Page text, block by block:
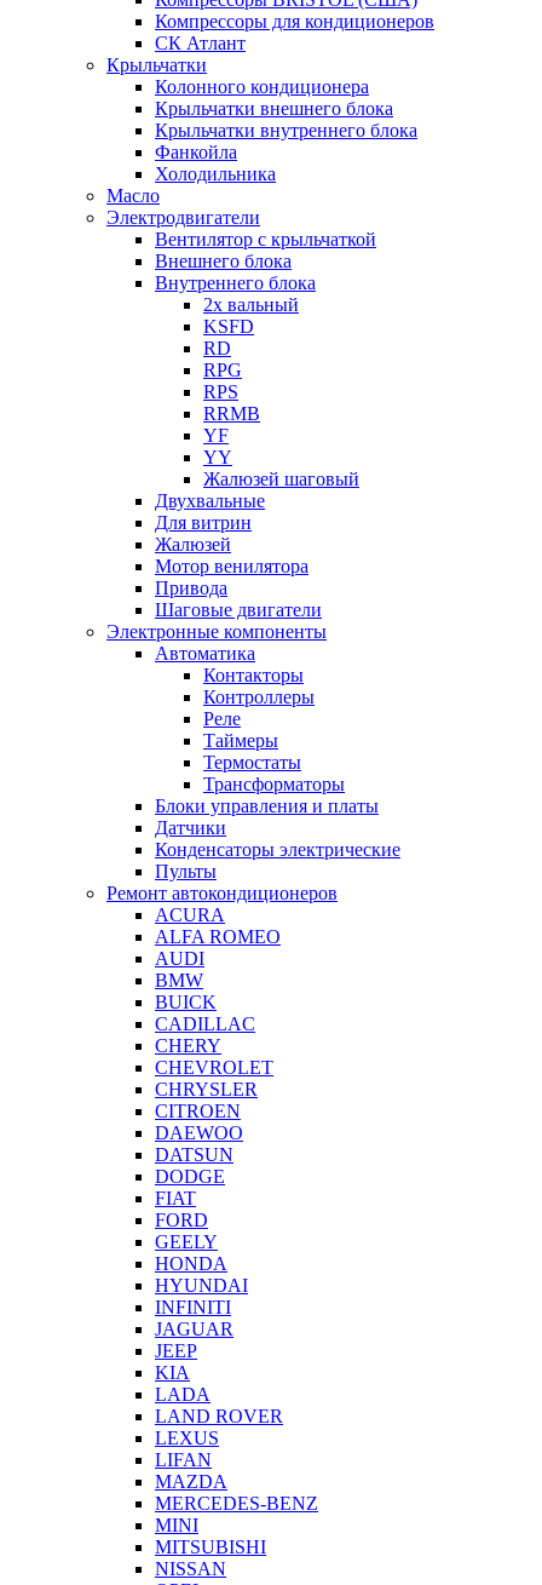
Компрессоры для кондиционеров
СК Атлант
Крыльчатки
Колонного кондиционера
Крыльчатки внешнего блока
Крыльчатки внутреннего блока
Фанкойла
Холодильника
Масло
Электродвигатели
Вентилятор с крыльчаткой
Внешнего блока
Внутреннего блока
2х вальный
KSFD
RD
RPG
RPS
RRMB
YF
YY
Жалюзей шаговый
Двухвальные
Для витрин
Жалюзей
Мотор венилятора
Привода
Шаговые двигатели
Электронные компоненты
Автоматика
Контакторы
Контроллеры
Реле
Таймеры
Термостаты
Трансформаторы
Блоки управления и платы
Датчики
Конденсаторы электрические
Пульты
Ремонт автокондиционеров
ACURA
ALFA ROMEO
AUDI
BMW
BUICK
CADILLAC
CHERY
CHEVROLET
CHRYSLER
CITROEN
DAEWOO
DATSUN
DODGE
FIAT
FORD
GEELY
HONDA
HYUNDAI
INFINITI
JAGUAR
JEEP
KIA
LADA
LAND ROVER
LEXUS
LIFAN
MAZDA
MERCEDES-BENZ
MINI
MITSUBISHI
NISSAN